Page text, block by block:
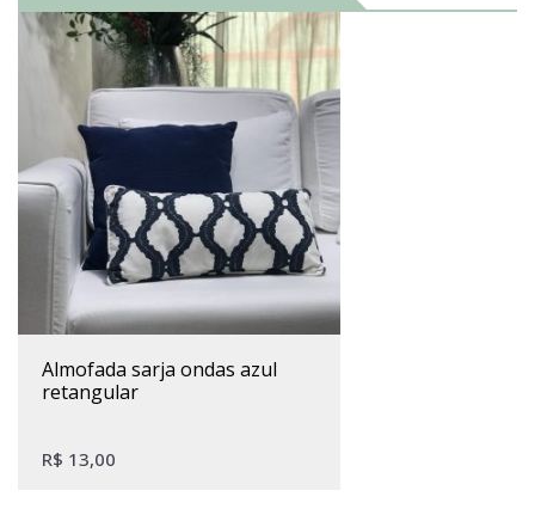
almofada sarja ondas azul
retangular
R$ 13,00